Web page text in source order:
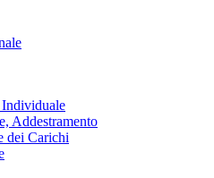
Addestramento
dei Carichi